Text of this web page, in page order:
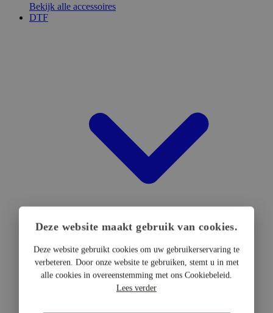
Bekijk alle accessoires
DTF
DTF Hardware
DTF Printers
Deze website maakt gebruik van cookies.
Deze website gebruikt cookies om uw gebruikerservaring te
verbeteren. Door onze website te gebruiken, stemt u in met
alle cookies in overeenstemming met ons Cookiebeleid.
Lees verder